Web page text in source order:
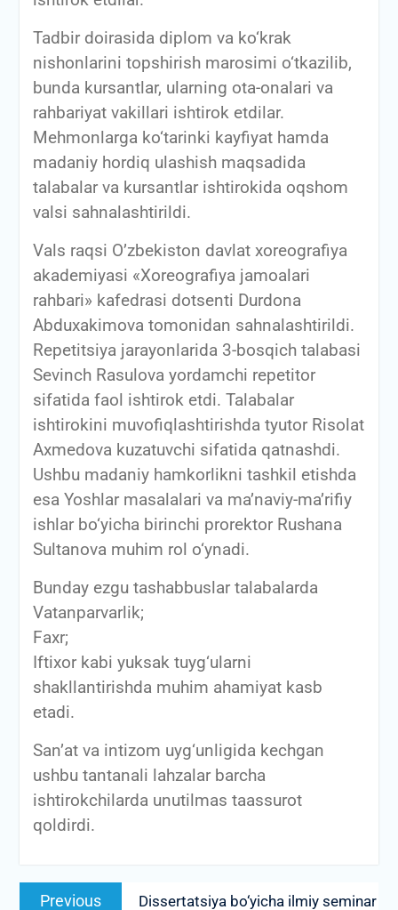
Tadbir doirasida diplom va ko‘krak
nishonlarini topshirish marosimi o‘tkazilib,
bunda kursantlar, ularning ota-onalari va
rahbariyat vakillari ishtirok etdilar.
Mehmonlarga ko‘tarinki kayfiyat hamda
madaniy hordiq ulashish maqsadida
talabalar va kursantlar ishtirokida oqshom
valsi sahnalashtirildi.
Vals raqsi O’zbekiston davlat xoreografiya
akademiyasi «Xoreografiya jamoalari
rahbari» kafedrasi dotsenti Durdona
Abduxakimova tomonidan sahnalashtirildi.
Repetitsiya jarayonlarida 3-bosqich talabasi
Sevinch Rasulova yordamchi repetitor
sifatida faol ishtirok etdi. Talabalar
ishtirokini muvofiqlashtirishda tyutor Risolat
Axmedova kuzatuvchi sifatida qatnashdi.
Ushbu madaniy hamkorlikni tashkil etishda
esa Yoshlar masalalari va ma’naviy-ma’rifiy
ishlar bo‘yicha birinchi prorektor Rushana
Sultanova muhim rol o‘ynadi.
Bunday ezgu tashabbuslar talabalarda
Vatanparvarlik;
Faxr;
Iftixor kabi yuksak tuyg‘ularni
shakllantirishda muhim ahamiyat kasb
etadi.
San’at va intizom uyg‘unligida kechgan
ushbu tantanali lahzalar barcha
ishtirokchilarda unutilmas taassurot
qoldirdi.
Post
Previous
Previous
Dissertatsiya bo‘yicha ilmiy seminar